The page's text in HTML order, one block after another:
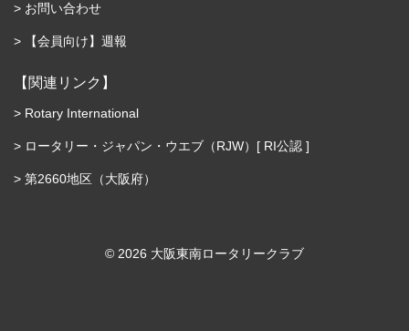
お問い合わせ
【会員向け】週報
【関連リンク】
Rotary International
ロータリー・ジャパン・ウエブ（RJW）[ RI公認 ]
第2660地区（大阪府）
©︎ 2026 大阪東南ロータリークラブ